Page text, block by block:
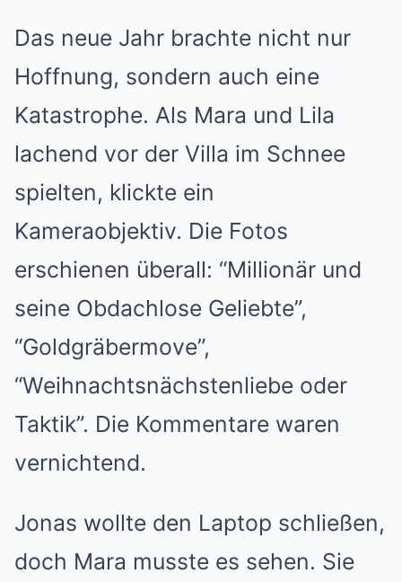
Das neue Jahr brachte nicht nur
Hoffnung, sondern auch eine
Katastrophe. Als Mara und Lila
lachend vor der Villa im Schnee
spielten, klickte ein
Kameraobjektiv. Die Fotos
erschienen überall: “Millionär und
seine Obdachlose Geliebte”,
“Goldgräbermove”,
“Weihnachtsnächstenliebe oder
Taktik”. Die Kommentare waren
vernichtend.
Jonas wollte den Laptop schließen,
doch Mara musste es sehen. Sie